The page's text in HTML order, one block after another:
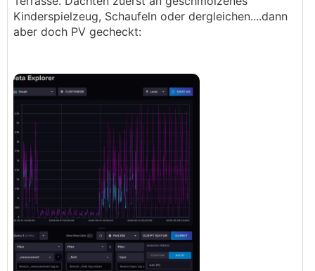
Kinderspielzeug, Schaufeln oder dergleichen....dann
aber doch PV gecheckt: